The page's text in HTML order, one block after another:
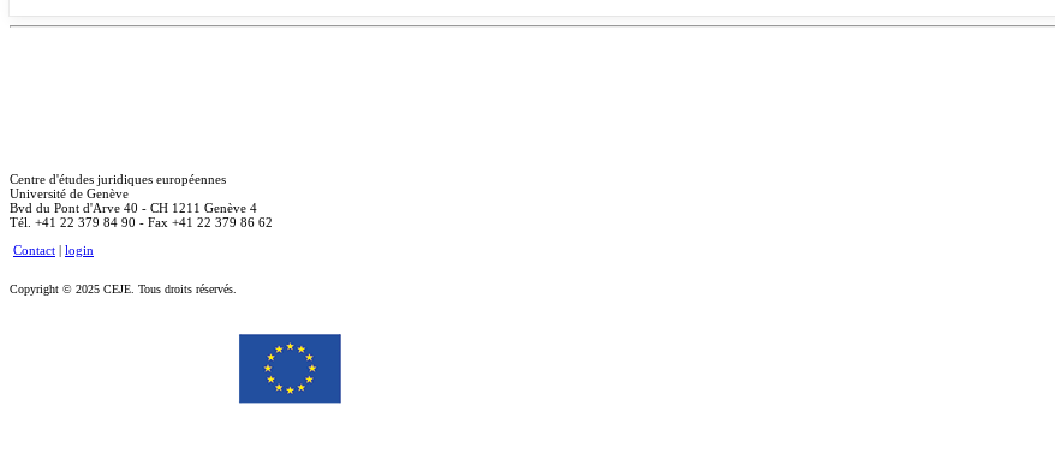
Centre d'études juridiques européennes
Université de Genève
Bvd du Pont d'Arve 40 - CH 1211 Genève 4
Tél. +41 22 379 84 90 - Fax +41 22 379 86 62
Contact
login
Copyright © 2025 CEJE. Tous droits réservés.